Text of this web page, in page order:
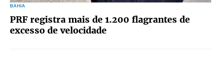
BAHIA
PRF registra mais de 1.200 flagrantes de
excesso de velocidade